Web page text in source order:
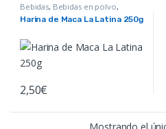
Bebidas, Bebidas en polvo,
Harinas
Productos de México y Perú
Harina de Maca La Latina 250g
2,50€
Mostrando el